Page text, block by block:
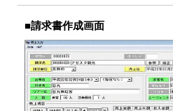
■請求書作成画面